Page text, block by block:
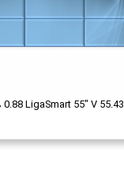
LigaSmart 55" V 55.43